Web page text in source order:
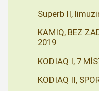
Superb II,
KAMIQ, BEZ
2019
KODIAQ I, 7
KODIAQ II,